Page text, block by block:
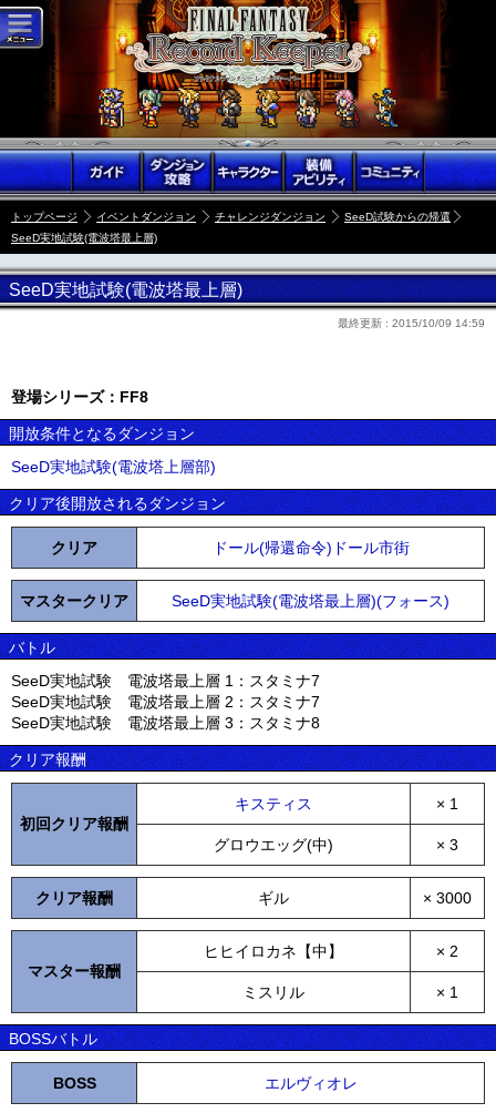
トップページ イベントダンジョン チャレンジダンジョン
SeeD試験からの帰還
SeeD実地試験(電波塔最上層)
SeeD実地試験(電波塔最上層)
最終更新 : 2015/10/09 14:59
登場シリーズ：FF8
開放条件となるダンジョン
SeeD実地試験(電波塔上層部)
クリア後開放されるダンジョン
クリア ドール(帰還命令)ドール市街
マスタークリア SeeD実地試験(電波塔最上層)(フォース)
バトル
SeeD実地試験 電波塔最上層 1：スタミナ7
SeeD実地試験 電波塔最上層 2：スタミナ7
SeeD実地試験 電波塔最上層 3：スタミナ8
クリア報酬
初回クリア報酬
キスティス × 1
グロウエッグ(中) × 3
クリア報酬 ギル × 3000
マスター報酬
ヒヒイロカネ【中】 × 2
ミスリル × 1
BOSSバトル
BOSS エルヴィオレ